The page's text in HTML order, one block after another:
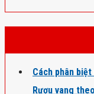
Cách phân
Rượu vang